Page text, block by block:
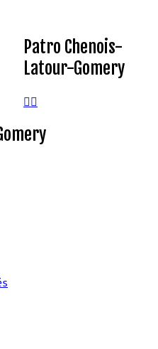
Patro Chenois-
Latour-Gomery